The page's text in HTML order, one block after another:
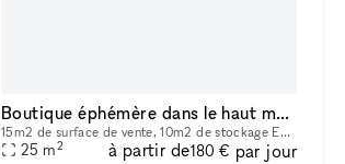
Boutique éphémère dans le haut marais
15m2 de surface de vente, 10m2 de stockage Ecran samsung frame disponible si besoin Connexion internet Machine à café Toilette Pas de possibilité de cuisiner sur place
25 m2 à partir de180 € par jour